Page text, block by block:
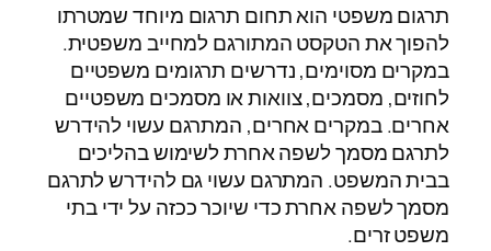
תרגום משפטי הוא תחום תרגום מיוחד שמטרתו
להפוך את הטקסט המתורגם למחייב משפטית.
במקרים מסוימים, נדרשים תרגומים משפטיים
לחוזים, מסמכים, צוואות או מסמכים משפטיים
אחרים. במקרים אחרים, המתרגם עשוי להידרש
לתרגם מסמך לשפה אחרת לשימוש בהליכים
בבית המשפט. המתרגם עשוי גם להידרש לתרגם
מסמך לשפה אחרת כדי שיוכר ככזה על ידי בתי
משפט זרים.